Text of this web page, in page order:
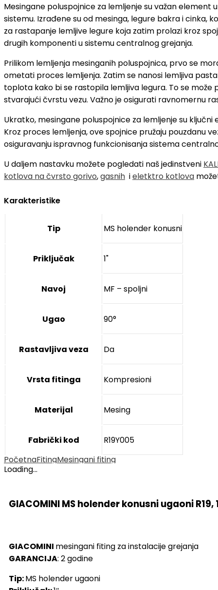
Mesingane poluspojnice za lemljenje su važan
sistemu. Izrađene su od mesinga, legure bakra i cinka,
za rastapanje lemljive legure koja zatim prolazi kroz
drugih komponenti u sistemu centralnog grejanja.
Prilikom lemljenja mesinganih poluspojnica, prvo se
ometati proces lemljenja. Zatim se nanosi lemljiva
toplota kako bi se rastopila lemljiva legura. To se
stvarajući čvrstu vezu. Važno je osigurati ravnomernu
Ukratko, mesingane poluspojnice za lemljenje su
Kroz proces lemljenja, ove spojnice pružaju pouzdanu
osiguravanju ispravnog funkcionisanja sistema
U daljem nastavku možete pogledati naš jedinstveni
kotlova na čvrsto gorivo,gasnih ieletktro kotlova
Karakteristike
Tip MS holender konusni
Priključak 1"
Navoj MF – spoljni
Ugao 90°
Rastavljiva veza Da
Vrsta fitinga Kompresioni
Materijal Mesing
Fabrički kod
R19Y005
PočetnaFitingMesingani fiting
Loading...
GIACOMINI MS holender konusni ugaoni R19,
GIACOMINI mesingani fiting za instalacije grejanja
GARANCIJA: 2 godine
Tip:MS holender ugaoni